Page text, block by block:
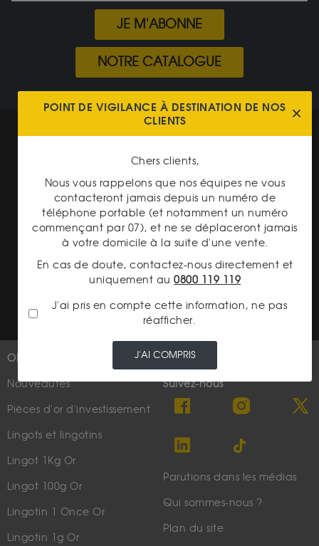
JE M'ABONNE
NOTRE CATALOGUE
CGV Gardienor
Cookies
Charte données personnelles
Conditions générales de vente
Conditions générales d'achat
Conditions générales d'utilisation
OR
Nouveautés
Pièces d'or d'investissement
Lingots et lingotins
Lingot 1Kg Or
Lingot 100g Or
Lingotin 1 Once Or
Lingotin 1g Or
PLUS D'INFOS
Suivez-nous
Parutions dans les médias
Qui sommes-nous ?
Plan du site
POINT DE VIGILANCE À DESTINATION DE NOS
CLIENTS
Chers clients,
Nous vous rappelons que nos équipes ne vous
contacteront jamais depuis un numéro de
téléphone portable (et notamment un numéro
commençant par 07), et ne se déplaceront jamais
à votre domicile à la suite d'une vente.
En cas de doute, contactez-nous directement et
uniquement au 0800 119 119
J'ai pris en compte cette information, ne pas
réafficher.
J'AI COMPRIS